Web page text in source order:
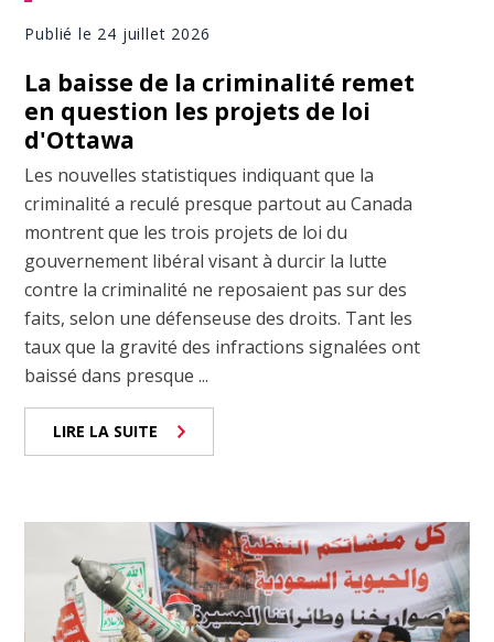
Publié le 24 juillet 2026
La baisse de la criminalité remet
en question les projets de loi
d'Ottawa
Les nouvelles statistiques indiquant que la
criminalité a reculé presque partout au Canada
montrent que les trois projets de loi du
gouvernement libéral visant à durcir la lutte
contre la criminalité ne reposaient pas sur des
faits, selon une défenseuse des droits. Tant les
taux que la gravité des infractions signalées ont
baissé dans presque ...
LIRE LA SUITE